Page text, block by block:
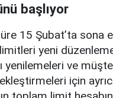
başlıyor
15 Şubat’ta
yeni
yenilemeleri ve
için